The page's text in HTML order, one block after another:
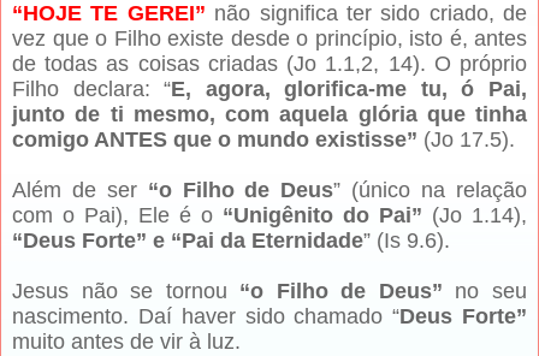
“HOJE TE GEREI” não significa ter sido criado, de
vez que o Filho existe desde o princípio, isto é, antes
de todas as coisas criadas (Jo 1.1,2, 14). O próprio
Filho declara: “E, agora, glorifica-me tu, ó Pai,
junto de ti mesmo, com aquela glória que tinha
comigo ANTES que o mundo existisse” (Jo 17.5).
Além de ser “o Filho de Deus” (único na relação
com o Pai), Ele é o “Unigênito do Pai” (Jo 1.14),
“Deus Forte” e “Pai da Eternidade” (Is 9.6).
Jesus não se tornou “o Filho de Deus” no seu
nascimento. Daí haver sido chamado “Deus Forte”
muito antes de vir à luz.